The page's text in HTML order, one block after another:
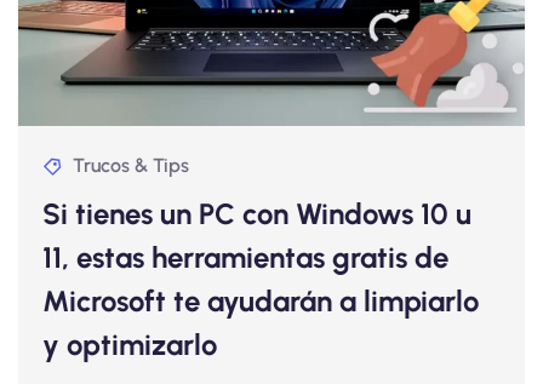
Trucos & Tips
Si tienes un PC con Windows 10 u
11, estas herramientas gratis de
Microsoft te ayudarán a limpiarlo
y optimizarlo